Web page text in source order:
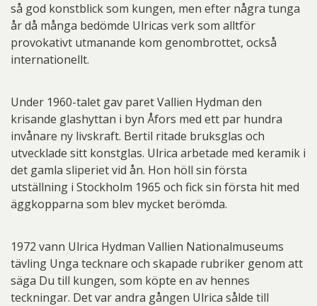
så god konstblick som kungen, men efter några tunga
år då många bedömde Ulricas verk som alltför
provokativt utmanande kom genombrottet, också
internationellt.
Under 1960-talet gav paret Vallien Hydman den
krisande glashyttan i byn Åfors med ett par hundra
invånare ny livskraft. Bertil ritade bruksglas och
utvecklade sitt konstglas. Ulrica arbetade med keramik i
det gamla sliperiet vid ån. Hon höll sin första
utställning i Stockholm 1965 och fick sin första hit med
äggkopparna som blev mycket berömda.
1972 vann Ulrica Hydman Vallien Nationalmuseums
tävling Unga tecknare och skapade rubriker genom att
säga Du till kungen, som köpte en av hennes
teckningar. Det var andra gången Ulrica sålde till